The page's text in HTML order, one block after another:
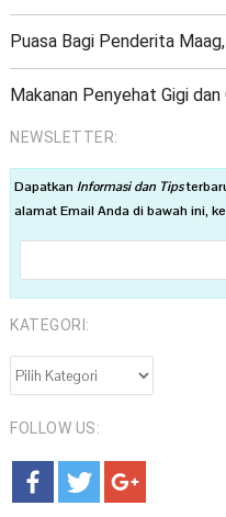
Puasa Bagi Penderita
Makanan Penyehat Gigi dan
NEWSLETTER:
DapatkanInformasi dan Tips
alamat Email Anda di bawah ini,
KATEGORI:
KATEGORI:
FOLLOW US: